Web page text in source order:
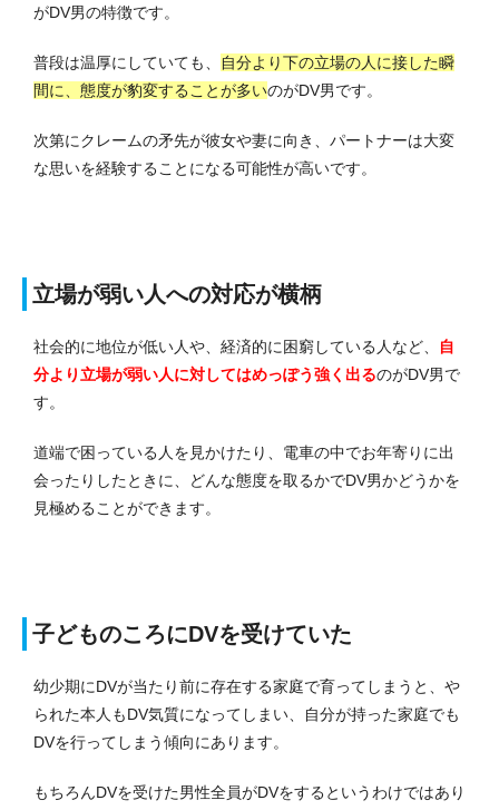
がDV男の特徴です。
普段は温厚にしていても、
自分より下の立場の人に接した瞬
間に、態度が豹変することが多いのがDV男です。
次第にクレームの矛先が彼女や妻に向き、パートナーは大変
な思いを経験することになる可能性が高いです。
立場が弱い人への対応が横柄
社会的に地位が低い人や、経済的に困窮している人など、
自
分より立場が弱い人に対してはめっぽう強く出るのがDV男で
す。
道端で困っている人を見かけたり、電車の中でお年寄りに出
会ったりしたときに、どんな態度を取るかでDV男かどうかを
見極めることができます。
子どものころにDVを受けていた
幼少期にDVが当たり前に存在する家庭で育ってしまうと、や
られた本人もDV気質になってしまい、自分が持った家庭でも
DVを行ってしまう傾向にあります。
もちろんDVを受けた男性全員がDVをするというわけではあり